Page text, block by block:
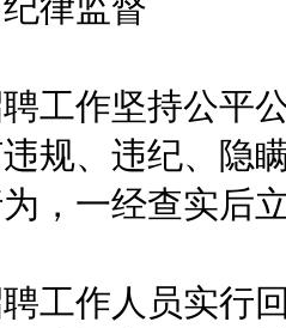
作坚持公平公
规、违纪、隐
，一经查实后
作人员实行回